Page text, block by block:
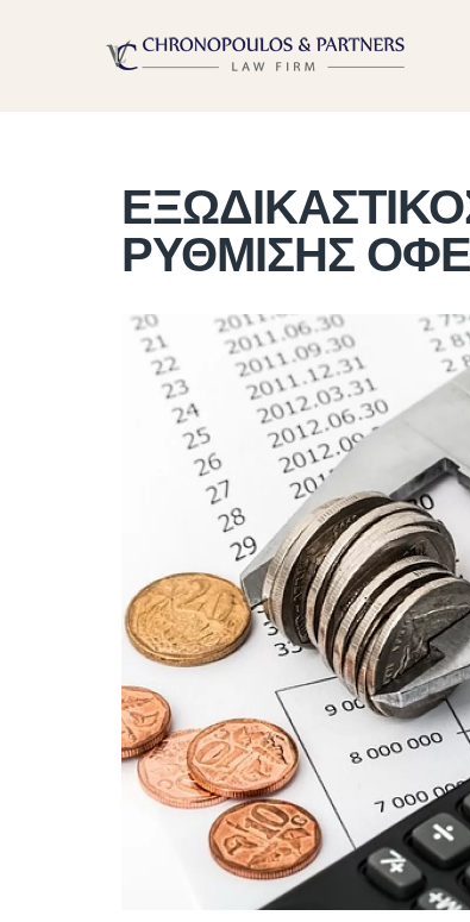
ΡΥΘΜΙΣΗΣ